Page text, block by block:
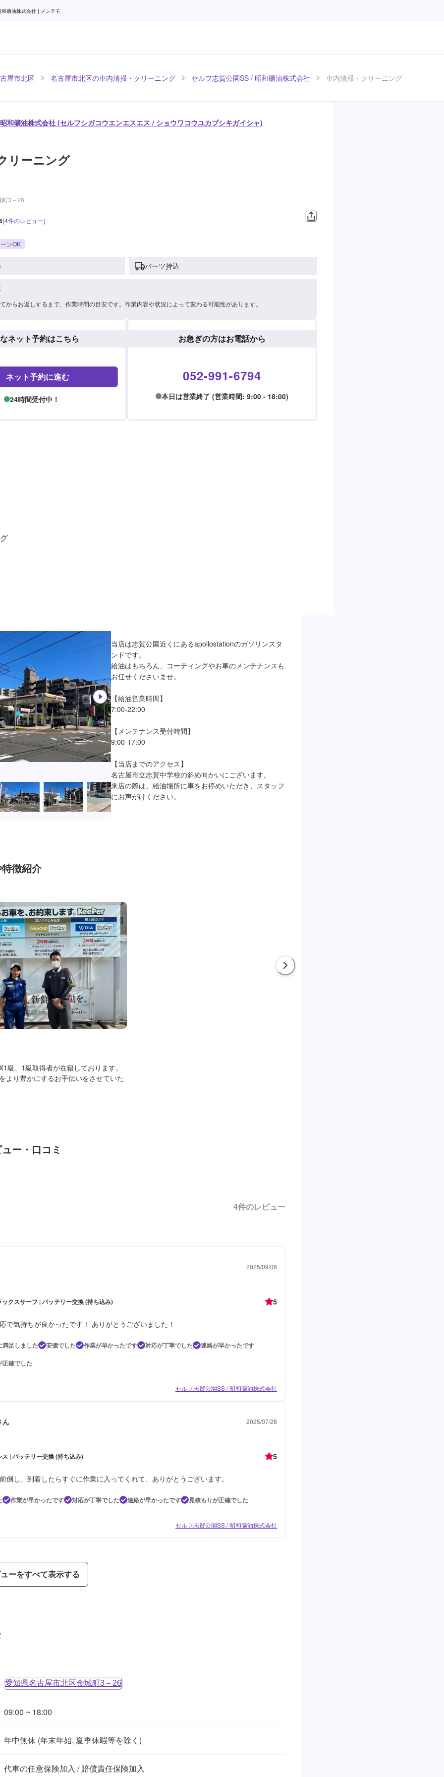
礦油株式会社 | メンテモ
屋市北区 名古屋市北区の車内清掃・クリーニング セルフ志賀公園SS / 昭和礦油株式会社 車内清掃・クリーニング
和礦油株式会社 (セルフシガコウエンエスエス / ショウワコウユカブシキガイシャ)
リーニング
町3－26
(4件のレビュー)
ンOK
パーツ持込
からお返しするまで、作業時間の目安です。作業内容や状況によって変わる可能性があります。
ネット予約はこちら
ネット予約に進む
24時間受付中！
お急ぎの方はお電話から
052-991-6794
本日は営業終了 (営業時間: 9:00 - 18:00)
当店は志賀公園近くにあるapollostationのガソリンスタ
ンドです。
給油はもちろん、コーティングやお車のメンテナンスも
お任せくださいませ。
【給油営業時間】
7:00-22:00
【メンテナンス受付時間】
9:00-17:00
【当店までのアクセス】
名古屋市立志賀中学校の斜め向かいにございます。
来店の際は、給油場所に車をお停めいただき、スタッフ
にお声がけください。
徴紹介
級、1級取得者が在籍しております。
より豊かにするお手伝いをさせていた
ー・口コミ
4件のレビュー
2025/09/06
クスサーフ | バッテリー交換 (持ち込み) 5
で気持ちが良かったです！ ありがとうございました！
満足しました 安価でした 作業が早かったです 対応が丁寧でした
連絡が早かったです
正確でした
セルフ志賀公園SS / 昭和礦油株式会社
ん 2025/07/28
| バッテリー交換 (持ち込み) 5
倒し、到着したらすぐに作業に入ってくれて、ありがとうございます。
作業が早かったです 対応が丁寧でした 連絡が早かったです 見積もりが正確でした
セルフ志賀公園SS / 昭和礦油株式会社
ーをすべて表示する
愛知県名古屋市北区金城町3－26
09:00 ~ 18:00
年中無休 (年末年始, 夏季休暇等を除く)
代車の任意保険加入 / 賠償責任保険加入